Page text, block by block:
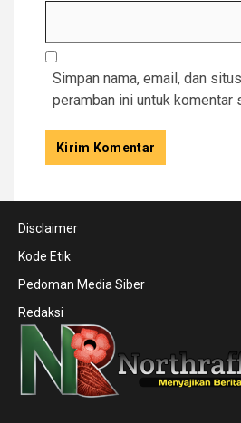
Simpan nama, email, dan
peramban ini untuk komentar
Disclaimer
Kode Etik
Pedoman Media Siber
Redaksi